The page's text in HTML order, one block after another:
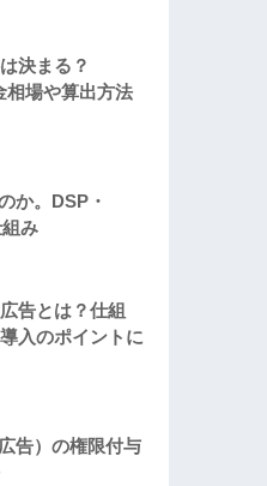
決まる？
場や算出方法
か。DSP・
み
告とは？仕組
入のポイントに
告）の権限付与